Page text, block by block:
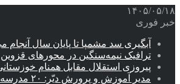
۱۴۰۵/۰۵/۱۸
خبر فوری
آبگیری سد مشمپا تا پایان سال آنجام
ترافیک نیمه‌سنگین در محورهای قزوین
پیروزی استقلال مقابل همنام
مدیر آموزش و پرورش دیّر: ۲۰ مدرسه شهرستان دوشیفته است